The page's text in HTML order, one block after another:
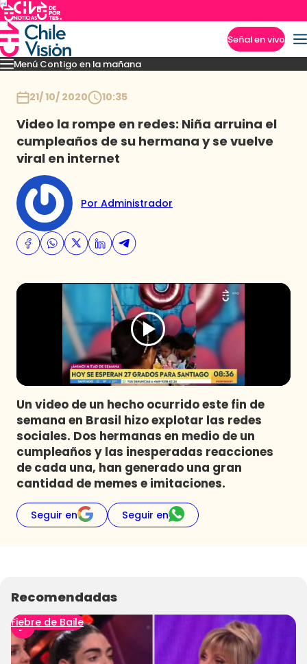
Señal en vivo
Menú Contigo en la mañana
MomentosReportajesDenunciasPolicialPolíticaEspectáculo
21/ 10/ 2020 10:35
Video la rompe en redes: Niña arruina el
cumpleaños de su hermana y se vuelve
viral en internet
Por Administrador
Un video de un hecho ocurrido este fin de
semana en Brasil hizo explotar las redes
sociales. Dos hermanas en medio de un
cumpleaños y las inesperadas reacciones
de cada una, han generado una gran
cantidad de memes e imitaciones.
Seguir en Seguir en
Recomendadas
Fiebre de Baile
Imperdibles
Programas
Club De La Comedia
Contigo en Directo
Plan Perfecto
El Tiempo
Sabingo
Todos Los Programas